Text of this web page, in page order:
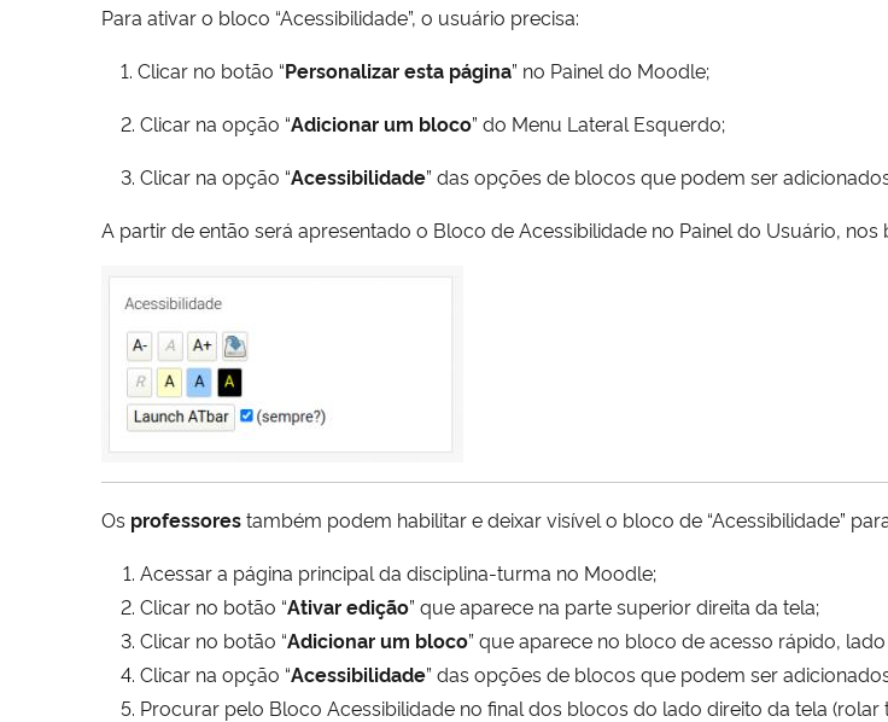
Para ativar o bloco “Acessibilidade”, o usuário precisa:
1. Clicar no botão “Personalizar esta página” no Painel do Moodle;
2. Clicar na opção “Adicionar um bloco” do Menu Lateral Esquerdo;
3. Clicar na opção “Acessibilidade” das opções de blocos que podem ser
A partir de então será apresentado o Bloco de Acessibilidade no Painel do Usuário,
Os professorestambém podem habilitar e deixar visível o bloco de “Acessibilidade”
Acessar a página principal da disciplina-turma no Moodle;
Clicar no botão “Ativar edição” que aparece na parte superior direita da tela;
Clicar no botão “Adicionar um bloco” que aparece no bloco de acesso rápido,
Clicar na opção “Acessibilidade” das opções de blocos que podem ser
Procurar pelo Bloco Acessibilidade no final dos blocos do lado direito da tela (rolar